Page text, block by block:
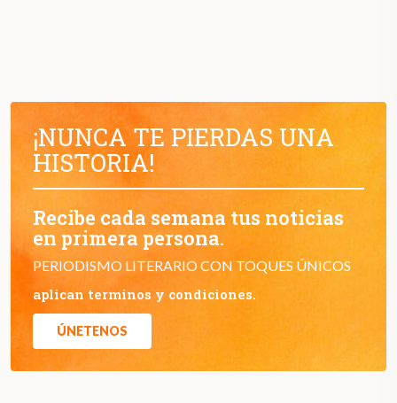
¡NUNCA TE PIERDAS UNA
HISTORIA!
Recibe cada semana tus noticias
en primera persona.
PERIODISMO LITERARIO CON TOQUES ÚNICOS
aplican terminos y condiciones.
ÚNETENOS